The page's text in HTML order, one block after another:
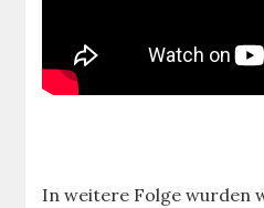
In weitere Folge wurden